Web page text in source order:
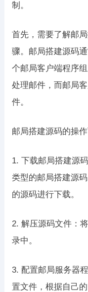
制。
首先，需要了解邮
骤。邮局搭建源码
个邮局客户端程序
处理邮件，而邮局
件。
邮局搭建源码的操
1. 下载邮局搭建源
类型的邮局搭建源
的源码进行下载。
2. 解压源码文件：
录中。
3. 配置邮局服务器
置文件，根据自己